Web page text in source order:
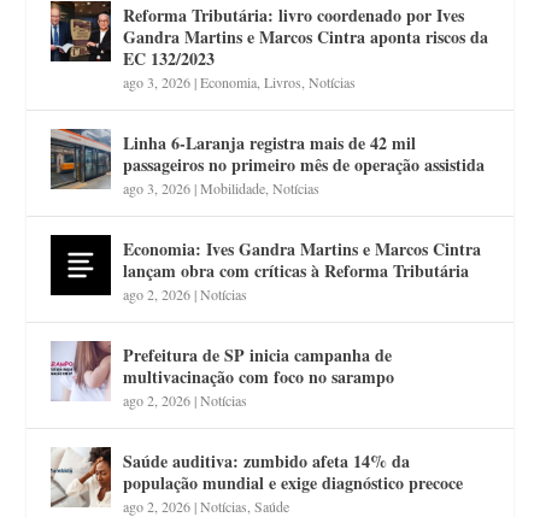
Reforma Tributária: livro coordenado por Ives
Gandra Martins e Marcos Cintra aponta riscos da
EC 132/2023
ago 3, 2026|Economia ,Livros ,Notícias
Linha 6-Laranja registra mais de 42 mil
passageiros no primeiro mês de operação assistida
ago 3, 2026|Mobilidade ,Notícias
Economia: Ives Gandra Martins e Marcos Cintra
lançam obra com críticas à Reforma Tributária
ago 2, 2026|Notícias
Prefeitura de SP inicia campanha de
multivacinação com foco no sarampo
ago 2, 2026|Notícias
Saúde auditiva: zumbido afeta 14% da
população mundial e exige diagnóstico precoce
ago 2, 2026|Notícias ,Saúde